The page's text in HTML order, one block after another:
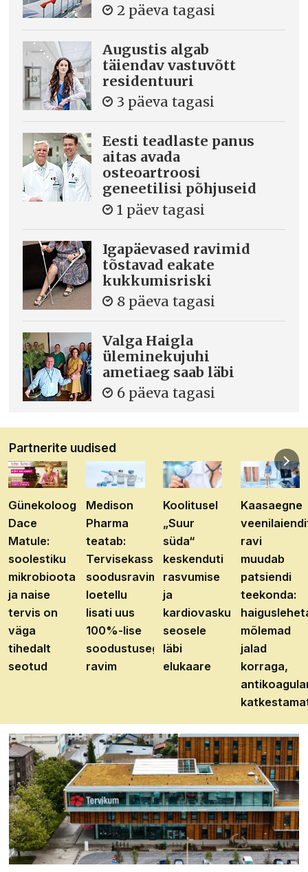
2 päeva tagasi
Augustis algab
täiendav vastuvõtt
residentuuri
3 päeva tagasi
Eesti teadlaste panus
aitas avada
osteoartroosi
geneetilisi põhjuseid
1 päev tagasi
Igapäevased ravimid
tõstavad eakate
kukkumisriski
8 päeva tagasi
Valga Haigla
üleminekujuhi
ametiaeg saab läbi
6 päeva tagasi
Partnerite uudised
Günekoloog
Dace
Matule:
soolestiku
mikrobioota
ja naise
tervis on
väga
tihedalt
seotud
Medison
Pharma
teatab:
Tervisekassa
soodusravimite
loetellu
lisati uus
100%-lise
soodustusega
ravim
Koolitusel
„Suur
süda“
keskenduti
rasvumise
ja
kardiovaskulaarhaiguste
seosele
läbi
elukaare
Kaasaegne
ravi
muudab
patsiendi
teekonda:
mõlemad
jalad
korraga,